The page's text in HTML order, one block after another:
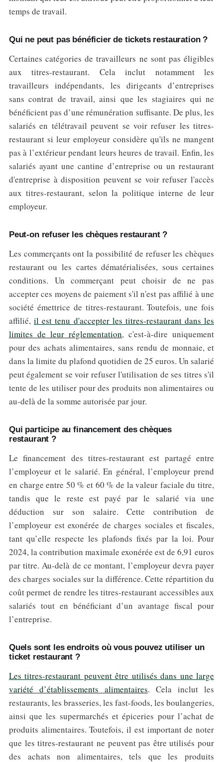
temps de travail.
Qui ne peut pas bénéficier de tickets restauration ?
Certaines catégories de travailleurs ne sont pas éligibles
aux titres-restaurant. Cela inclut notamment les
travailleurs indépendants, les dirigeants d’entreprises
sans contrat de travail, ainsi que les stagiaires qui ne
bénéficient pas d’une rémunération suffisante. De plus, les
salariés en télétravail peuvent se voir refuser les titres-
restaurant si leur employeur considère qu'ils ne mangent
pas à l’extérieur pendant leurs heures de travail. Enfin, les
salariés ayant une cantine d’entreprise ou un restaurant
d'entreprise à disposition peuvent se voir refuser l'accès
aux titres-restaurant, selon la politique interne de leur
employeur.
Peut-on refuser les chèques restaurant ?
Les commerçants ont la possibilité de refuser les chèques
restaurant ou les cartes dématérialisées, sous certaines
conditions. Un commerçant peut choisir de ne pas
accepter ces moyens de paiement s'il n'est pas affilié à une
société émettrice de titres-restaurant. Toutefois, une fois
affilié,il est tenu d'accepter les titres-restaurant dans les
limites de leur réglementation, c'est-à-dire uniquement
pour des achats alimentaires, sans rendu de monnaie, et
dans la limite du plafond quotidien de 25 euros. Un salarié
peut également se voir refuser l'utilisation de ses titres s'il
tente de les utiliser pour des produits non alimentaires ou
au-delà de la somme autorisée par jour.
Qui participe au financement des chèques
restaurant ?
Le financement des titres-restaurant est partagé entre
l’employeur et le salarié. En général, l’employeur prend
en charge entre 50 % et 60 % de la valeur faciale du titre,
tandis que le reste est payé par le salarié via une
déduction sur son salaire. Cette contribution de
l’employeur est exonérée de charges sociales et fiscales,
tant qu’elle respecte les plafonds fixés par la loi. Pour
2024, la contribution maximale exonérée est de 6,91 euros
par titre. Au-delà de ce montant, l’employeur devra payer
des charges sociales sur la différence. Cette répartition du
coût permet de rendre les titres-restaurant accessibles aux
salariés tout en bénéficiant d’un avantage fiscal pour
l’entreprise.
Quels sont les endroits où vous pouvez utiliser un
ticket restaurant ?
Les titres-restaurant peuvent être utilisés dans une large
variété d’établissements alimentaires. Cela inclut les
restaurants, les brasseries, les fast-foods, les boulangeries,
ainsi que les supermarchés et épiceries pour l’achat de
produits alimentaires. Toutefois, il est important de noter
que les titres-restaurant ne peuvent pas être utilisés pour
des achats non alimentaires, tels que les produits